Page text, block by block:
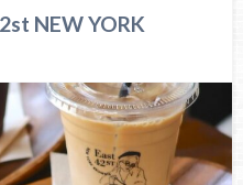
NEW YORK